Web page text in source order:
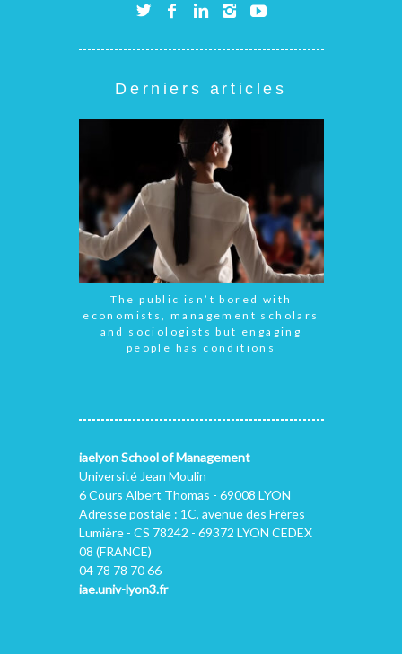
Derniers articles
The public isn’t bored with
economists, management scholars
and sociologists but engaging
people has conditions
iaelyon School of Management
Université Jean Moulin
6 Cours Albert Thomas - 69008 LYON
Adresse postale : 1C, avenue des Frères
Lumière - CS 78242 - 69372 LYON CEDEX
08 (FRANCE)
04 78 78 70 66
iae.univ-lyon3.fr